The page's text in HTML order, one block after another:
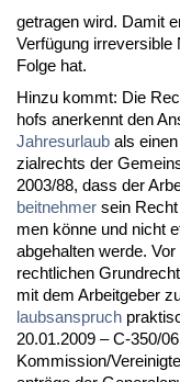
ge­tra­gen wird. Da­mit
Verfügung ir­re­ver­si­ble
Fol­ge hat.
Hin­zu kommt: Die
hofs an­er­kennt den
Jah­res­ur­laub als
zi­al­rechts der
2003/88, dass der
beit­neh­mer sein
men könne und nicht
ab­ge­hal­ten wer­de.
recht­li­chen
mit dem Ar­beit­ge­ber
laubs­an­spruch
20.01.2009 – C-350/
Kom­mis­si­on/